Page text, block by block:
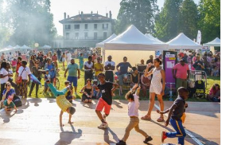
Fêtes en stock